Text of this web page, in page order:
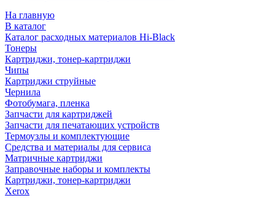
На главную
В каталог
Каталог расходных материалов Hi-Black
Тонеры
Картриджи, тонер-картриджи
Чипы
Картриджи струйные
Чернила
Фотобумага, пленка
Запчасти для картриджей
Запчасти для печатающих устройств
Термоузлы и комплектующие
Средства и материалы для сервиса
Матричные картриджи
Заправочные наборы и комплекты
Картриджи, тонер-картриджи
Xerox